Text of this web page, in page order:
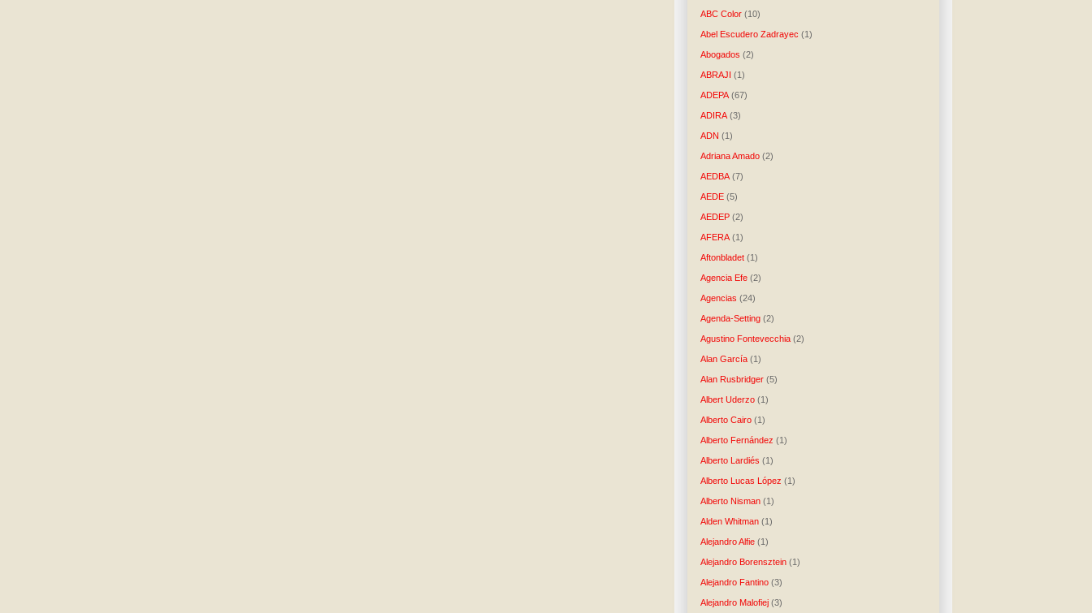
ABC Color (10)
Abel Escudero Zadrayec (1)
Abogados (2)
ABRAJI (1)
ADEPA (67)
ADIRA (3)
ADN (1)
Adriana Amado (2)
AEDBA (7)
AEDE (5)
AEDEP (2)
AFERA (1)
Aftonbladet (1)
Agencia Efe (2)
Agencias (24)
Agenda-Setting (2)
Agustino Fontevecchia (2)
Alan García (1)
Alan Rusbridger (5)
Albert Uderzo (1)
Alberto Cairo (1)
Alberto Fernández (1)
Alberto Lardiés (1)
Alberto Lucas López (1)
Alberto Nisman (1)
Alden Whitman (1)
Alejandro Alfie (1)
Alejandro Borensztein (1)
Alejandro Fantino (3)
Alejandro Malofiej (3)